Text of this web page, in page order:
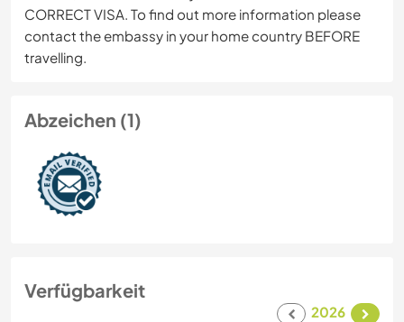
CORRECT VISA. To find out more information please
contact the embassy in your home country BEFORE
travelling.
Abzeichen (1)
Verfügbarkeit
2026